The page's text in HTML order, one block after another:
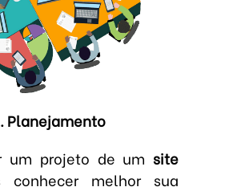
Planejamento
um projeto de umsite
conhecer melhor sua